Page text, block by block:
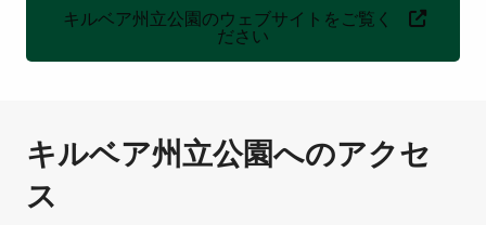
キルベア州立公園のウェブサイトをご覧く
ださい
キルベア州立公園へのアクセ
ス